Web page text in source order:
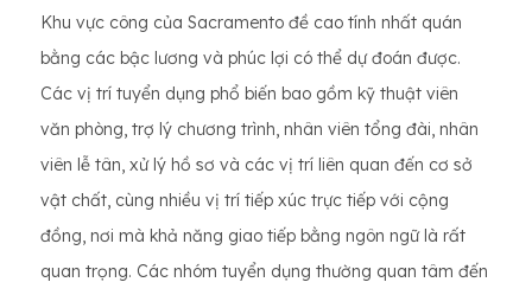
Khu vực công của Sacramento đề cao tính nhất quán
bằng các bậc lương và phúc lợi có thể dự đoán được.
Các vị trí tuyển dụng phổ biến bao gồm kỹ thuật viên
văn phòng, trợ lý chương trình, nhân viên tổng đài, nhân
viên lễ tân, xử lý hồ sơ và các vị trí liên quan đến cơ sở
vật chất, cùng nhiều vị trí tiếp xúc trực tiếp với cộng
đồng, nơi mà khả năng giao tiếp bằng ngôn ngữ là rất
quan trọng. Các nhóm tuyển dụng thường quan tâm đến